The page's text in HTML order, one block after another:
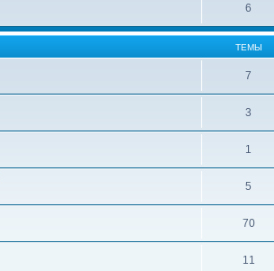
6
ТЕМЫ
7
3
1
5
70
11